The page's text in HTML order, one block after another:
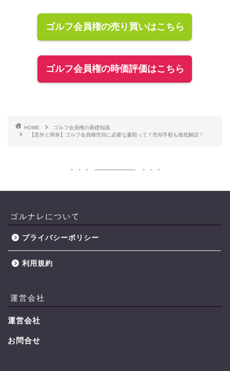
ゴルフ会員権の売り買いはこちら
ゴルフ会員権の時価評価はこちら
HOME
ゴルフ会員権の基礎知識
【意外と簡単】ゴルフ会員権売却に必要な書類って？売却手順も徹底解説！
ゴルナレについて
プライバシーポリシー
利用規約
運営会社
運営会社
お問合せ